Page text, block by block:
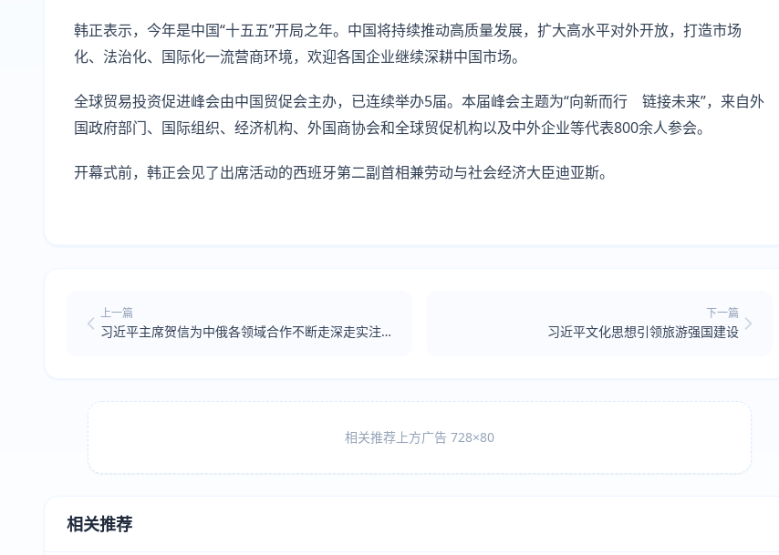
韩正表示，今年是中国“十五五”开局之年。中国将持续推动高质量发展，扩大高水平对外开放，打造市场
化、法治化、国际化一流营商环境，欢迎各国企业继续深耕中国市场。
全球贸易投资促进峰会由中国贸促会主办，已连续举办5届。本届峰会主题为“向新而行 链接未来”，来自外
国政府部门、国际组织、经济机构、外国商协会和全球贸促机构以及中外企业等代表800余人参会。
开幕式前，韩正会见了出席活动的西班牙第二副首相兼劳动与社会经济大臣迪亚斯。
上一篇
习近平主席贺信为中俄各领域合作不断走深走实注入
下一篇
习近平文化思想引领旅游强国建设
相关推荐上方广告 728×80
相关推荐